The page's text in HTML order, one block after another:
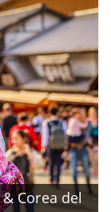
Corea del